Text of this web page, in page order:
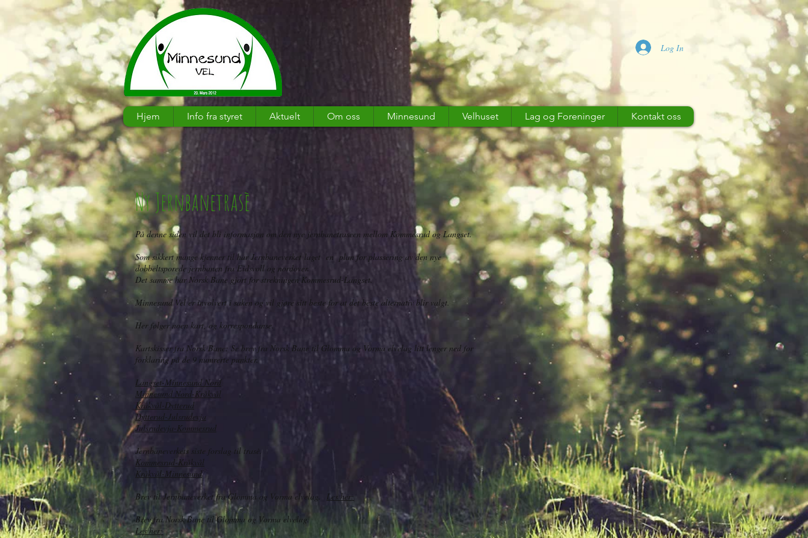
Log In
Hjem Info fra styret Aktuelt Om oss Minnesund Velhuset Lag og Foreninger Kontakt oss
Ny Jernbanetrasè
På denne siden vil det bli informasjon om den nye jernbanetraseen mellom Kommesrud og Langset.
Som sikkert mange kjenner til har Jernbaneverket laget en plan for plassering av den nye
dobbeltsporede jernbanen fra Eidsvoll og nordover.
Det samme har Norsk Bane gjort for strekningen Kommesrud-Langset.
Minnesund Vel er involvert i saken og vil gjøre sitt beste for at det beste alternativ blir valgt.
Her følger noen kart, og korrespondanse.
Kartskisser fra Norsk Bane: Se brev fra Norsk Bane til Glomma og Vorma elvelag litt lenger ned for
forklaring på de 9 numrerte punkter.
Langset-Minnesund Nord
Minnesund Nord-Kråkvål
Kråkvål-Dytterud
Dytterud-Julsrudevja
Julsrudevja-Kommesrud
Jernbaneverkets siste forslag til trasè.
Kommesrud-Kråkvål
Kråkvål-Minnesund
Brev til Jernbaneverket fra Glomma og Vorma elvelag. Les her:
Brev fra Norsk Bane til Glomma og Vorma elvelag.
Les her: